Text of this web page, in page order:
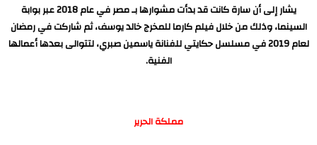
يشار إلى أن سارة كانت قد بدأت مشوارها بـ مصر في عام 2018 عبر بوابة
السينما، وذلك من خلال فيلم كارما للمخرج خالد يوسف، ثم شاركت في رمضان
لعام 2019 في مسلسل حكايتي للفنانة ياسمين صبري، لتتوالى بعدها أعمالها
الفنية.
مملكة الحرير